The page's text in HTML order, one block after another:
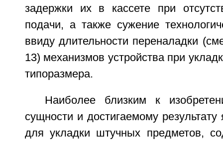
задержки их в кассете при
подачи, а также сужение
ввиду длительности переналадки
13) механизмов устройства при
типоразмера.
Наиболее близким к
сущности и достигаемому результату
для укладки штучных предметов,